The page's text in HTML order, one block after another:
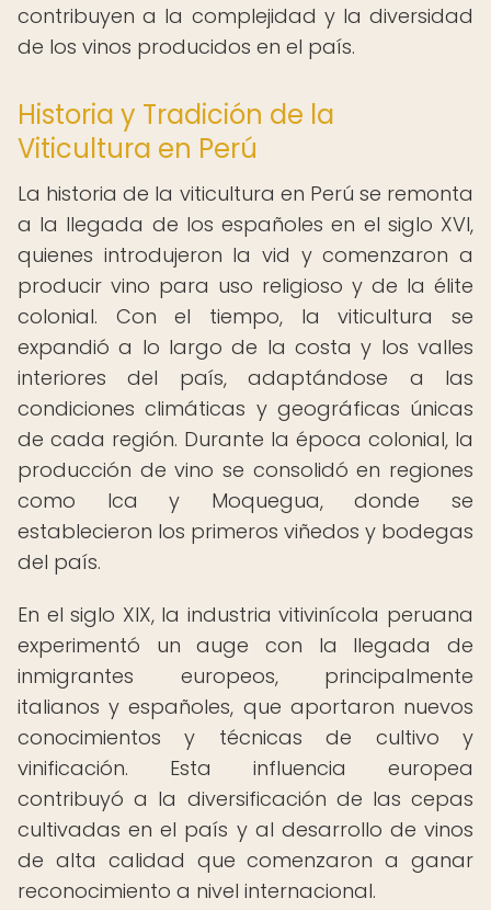
contribuyen a la complejidad y la diversidad
de los vinos producidos en el país.
Historia y Tradición de la
Viticultura en Perú
La historia de la viticultura en Perú se remonta
a la llegada de los españoles en el siglo XVI,
quienes introdujeron la vid y comenzaron a
producir vino para uso religioso y de la élite
colonial. Con el tiempo, la viticultura se
expandió a lo largo de la costa y los valles
interiores del país, adaptándose a las
condiciones climáticas y geográficas únicas
de cada región. Durante la época colonial, la
producción de vino se consolidó en regiones
como Ica y Moquegua, donde se
establecieron los primeros viñedos y bodegas
del país.
En el siglo XIX, la industria vitivinícola peruana
experimentó un auge con la llegada de
inmigrantes europeos, principalmente
italianos y españoles, que aportaron nuevos
conocimientos y técnicas de cultivo y
vinificación. Esta influencia europea
contribuyó a la diversificación de las cepas
cultivadas en el país y al desarrollo de vinos
de alta calidad que comenzaron a ganar
reconocimiento a nivel internacional.